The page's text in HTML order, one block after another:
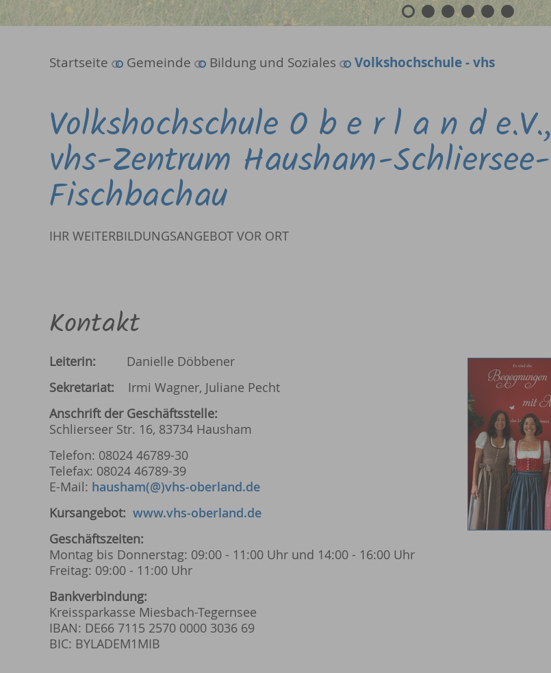
6
Startseite Gemeinde Bildung und Soziales Volkshochschule - vhs
Volkshochschule O b e r l a n d e.V.,
vhs-Zentrum Hausham-Schliersee-
Fischbachau
IHR WEITERBILDUNGSANGEBOT VOR ORT
Kontakt
Leiterin: Danielle Döbbener
Sekretariat: Irmi Wagner, Juliane Pecht
Anschrift der Geschäftsstelle:
Schlierseer Str. 16, 83734 Hausham
Telefon: 08024 46789-30
Telefax: 08024 46789-39
E-Mail: hausham(@)vhs-oberland.de
Kursangebot: www.vhs-oberland.de
Geschäftszeiten:
Montag bis Donnerstag: 09:00 - 11:00 Uhr und 14:00 - 16:00 Uhr
Freitag: 09:00 - 11:00 Uhr
Bankverbindung:
Kreissparkasse Miesbach-Tegernsee
IBAN: DE66 7115 2570 0000 3036 69
BIC: BYLADEM1MIB